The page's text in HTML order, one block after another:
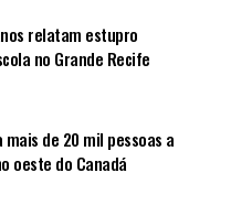
relatam estupro
no Grande Recife
de 20 mil pessoas a
oeste do Canadá